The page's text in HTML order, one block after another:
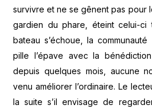
survivre et ne se gênent pas pour
gardien du phare, éteint celui-ci
bateau s’échoue, la
pille l’épave avec la
depuis quelques mois, aucune
venu améliorer l’ordinaire. Le
la suite s’il envisage de